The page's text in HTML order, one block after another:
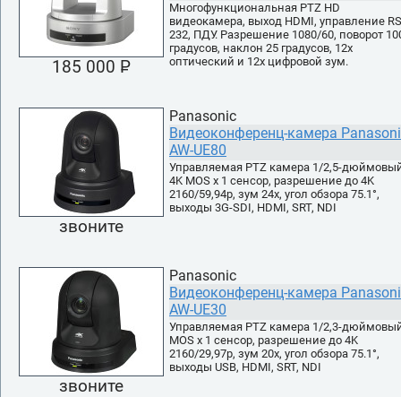
185 000 PУБ.
Многофункциональная PTZ HD
видеокамера, выход HDMI, управление
232, ПДУ. Разрешение 1080/60, поворот
градусов, наклон 25 градусов, 12х
оптический и 12х цифровой зум.
звоните
Panasonic
Видеоконференц-камера
AW-UE80
Управляемая PTZ камера 1/2,5-
4K MOS x 1 сенсор, разрешение до 4K
2160/59,94p, зум 24x, угол обзора 75.1°,
выходы 3G-SDI, HDMI, SRT, NDI
звоните
Panasonic
Видеоконференц-камера
AW-UE30
Управляемая PTZ камера 1/2,3-
MOS x 1 сенсор, разрешение до 4K
2160/29,97p, зум 20x, угол обзора 75.1°,
выходы USB, HDMI, SRT, NDI